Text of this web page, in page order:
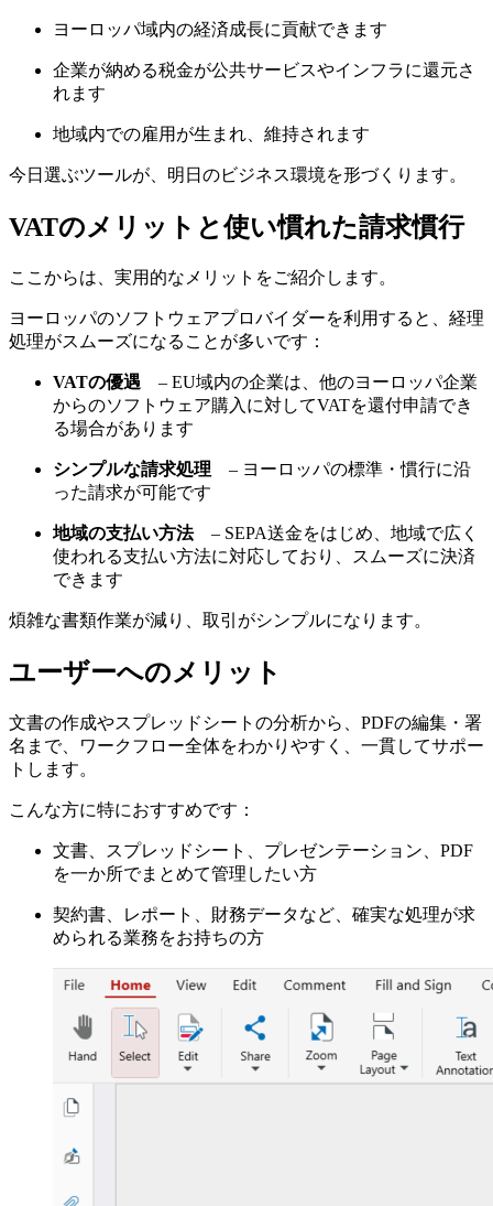
ヨーロッパ域内の経済成長に貢献できます
企業が納める税金が公共サービスやインフラに還元さ
れます
地域内での雇用が生まれ、維持されます
今日選ぶツールが、明日のビジネス環境を形づくります。
VATのメリットと使い慣れた請求慣行
ここからは、実用的なメリットをご紹介します。
ヨーロッパのソフトウェアプロバイダーを利用すると、経理
処理がスムーズになることが多いです：
VATの優遇 – EU域内の企業は、他のヨーロッパ企業
からのソフトウェア購入に対してVATを還付申請でき
る場合があります
シンプルな請求処理 – ヨーロッパの標準・慣行に沿
った請求が可能です
地域の支払い方法– SEPA送金をはじめ、地域で広く
使われる支払い方法に対応しており、スムーズに決済
できます
煩雑な書類作業が減り、取引がシンプルになります。
ユーザーへのメリット
文書の作成やスプレッドシートの分析から、PDFの編集・署
名まで、ワークフロー全体をわかりやすく、一貫してサポー
トします。
こんな方に特におすすめです：
文書、スプレッドシート、プレゼンテーション、PDF
を一か所でまとめて管理したい方
契約書、レポート、財務データなど、確実な処理が求
められる業務をお持ちの方